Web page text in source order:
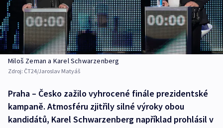
Miloš Zeman a Karel Schwarzenberg
Zdroj: ČT24/Jaroslav Matyáš
Praha – Česko zažilo vyhrocené finále prezidentské
kampaně. Atmosféru zjitřily silné výroky obou
kandidátů, Karel Schwarzenberg například prohlásil v